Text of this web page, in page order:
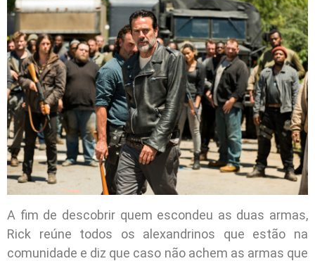
A fim de descobrir quem escondeu as duas armas,
Rick reúne todos os alexandrinos que estão na
comunidade e diz que caso não achem as armas que